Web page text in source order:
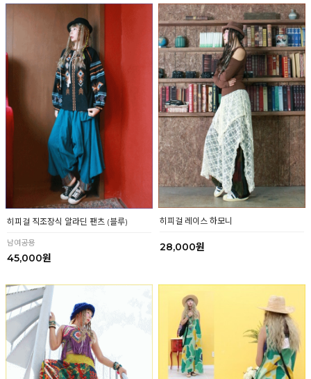
히피걸 직조장식 알라딘 팬츠 (블루)
남여공용
45,000원
히피걸 레이스 하모니
28,000원